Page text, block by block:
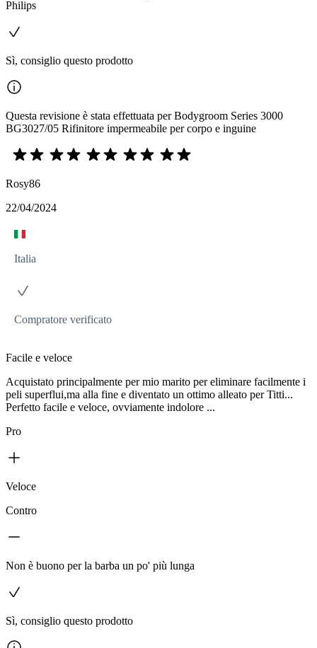
Philips
Sì, consiglio questo prodotto
Questa revisione è stata effettuata per Bodygroom Series 3000
BG3027/05 Rifinitore impermeabile per corpo e inguine
Rosy86
22/04/2024
Italia
Compratore verificato
Facile e veloce
Acquistato principalmente per mio marito per eliminare facilmente i
peli superflui,ma alla fine e diventato un ottimo alleato per Titti...
Perfetto facile e veloce, ovviamente indolore ...
Pro
Veloce
Contro
Non è buono per la barba un po' più lunga
Sì, consiglio questo prodotto